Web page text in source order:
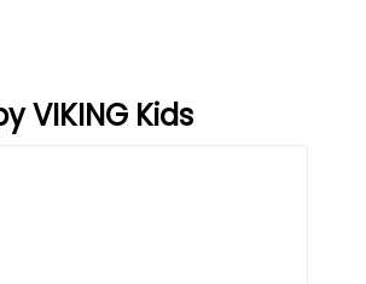
VIKING Kids